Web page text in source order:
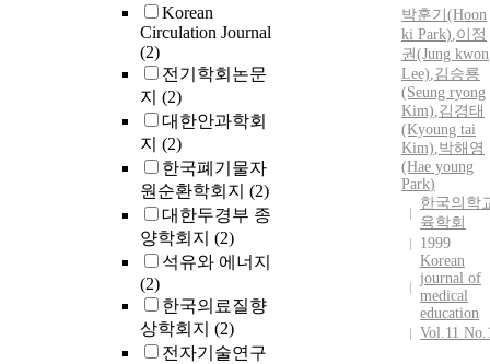
Korean
Circulation Journal
(2)
전기학회논문
지 (2)
대한안과학회
지 (2)
한국폐기물자
원순환학회지 (2)
대한두경부 종
양학회지 (2)
석유와 에너지
(2)
한국의료질향
상학회지 (2)
전자기술연구
박훈기(Hoon
ki Park),이정
권(Jung kwon
Lee),김승룡
(Seung ryong
Kim),김경태
(Kyoung tai
Kim),박해영
(Hae young
Park)
한국의학
육학회
1999
Korean
journal of
medical
education
Vol.11